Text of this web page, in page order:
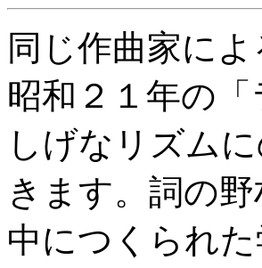
同じ作曲家に
昭和２１年の
しげなリズム
きます。詞の
中につくられ